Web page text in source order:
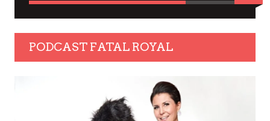
PODCAST FATAL ROYAL